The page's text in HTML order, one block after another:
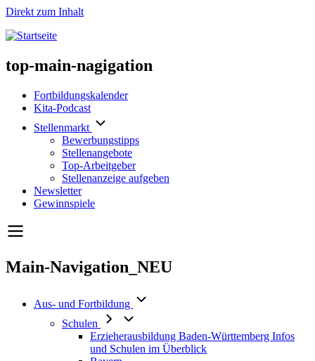
Direkt zum Inhalt
top-main-nagigation
Fortbildungskalender
Kita-Podcast
Stellenmarkt
Bewerbungstipps
Stellenangebote
Top-Arbeitgeber
Stellenanzeige aufgeben
Newsletter
Gewinnspiele
Main-Navigation_NEU
Aus- und Fortbildung
Schulen
Erzieherausbildung Baden-Württemberg Infos
und Schulen im Überblick